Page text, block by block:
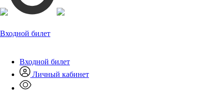
Входной билет
Входной билет
Личный кабинет